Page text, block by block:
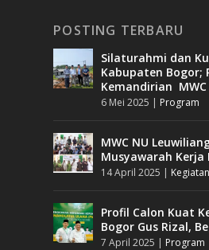
POSTING TERBARU
Silaturahmi dan
Kabupaten Bogor;
Kemandirian MWC
6 Mei 2025 | Program
MWC NU
Musyawarah Kerja
14 April 2025 | Kegiatan
Profil Calon Kuat
Bogor Gus Rizal,
7 April 2025 | Program